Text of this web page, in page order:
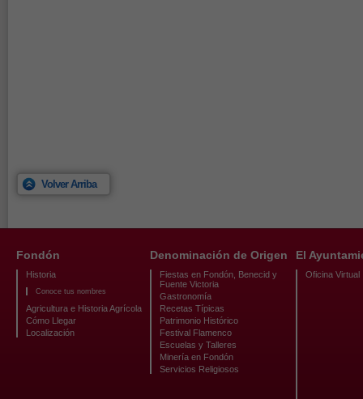
Volver Arriba
Fondón
Historia
Conoce tus nombres
Agricultura e Historia Agrícola
Cómo Llegar
Localización
Denominación de Origen
Fiestas en Fondón, Benecid y
Fuente Victoria
Gastronomía
Recetas Típicas
Patrimonio Histórico
Festival Flamenco
Escuelas y Talleres
Minería en Fondón
Servicios Religiosos
El
Oficina Virtual